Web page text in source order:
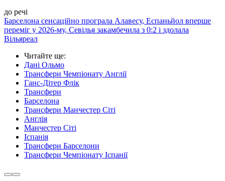
до речі
Барселона сенсаційно програла Алавесу, Еспаньйол вперше
переміг у 2026-му, Севілья закамбечила з 0:2 і здолала
Вільяреал
Читайте ще:
Дані Ольмо
Трансфери Чемпіонату Англії
Ганс-Дітер Флік
Трансфери
Барселона
Трансфери Манчестер Сіті
Англія
Манчестер Сіті
Іспанія
Трансфери Барселони
Трансфери Чемпіонату Іспанії